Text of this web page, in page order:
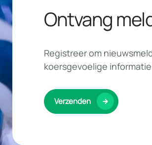
Ontvang
Registreer om
koersgevoelige
Verzenden